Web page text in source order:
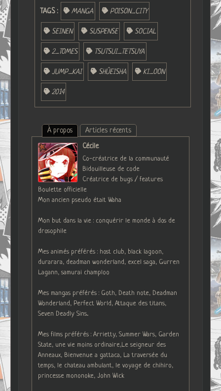
TAGS : MANGA POISON_CITY
SEINEN SUSPENSE SOCIAL
2_TOMES TSUTSUI_TETSUYA
JUMP_KAI SHÛEISHA KI_OON
2014
À propos
Articles récents
Cécile
Co-créatrice de la communauté
Bidouilleuse de code
Créatrice de bugs / features
Boulette officielle
Mon ancien pseudo était Waha
Mon but dans la vie : conquérir le monde à dos de
drosophile
Mes animés préférés : host club, black lagoon,
durarara, deadman wonderland, excel saga, Gurren
Lagann, samurai champloo
Mes mangas préférés : Goth, Death note, Deadman
Wonderland, Perfect World, Attaque des titans,
Seven Deadly Sins...
Mes films préférés : Arrietty, Summer Wars, Garden
State, une vie moins ordinaire,Le seigneur des
Anneaux, Bienvenue a gattaca, La traversée du
temps, le chateau ambulant, le voyage de chihiro,
princesse mononoke, John Wick